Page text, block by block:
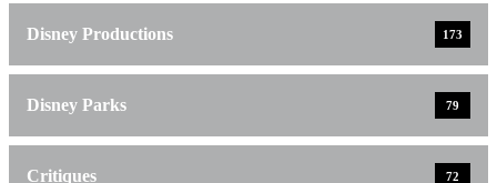
Disney Productions 173
Disney Parks 79
Critiques 72